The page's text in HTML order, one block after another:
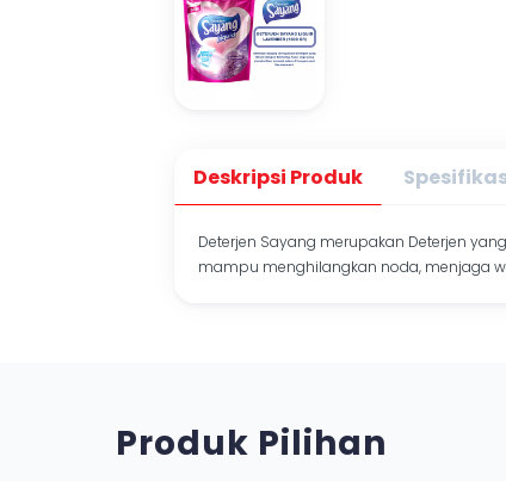
Deskripsi Produk
Deterjen Sayang merupakan Deterjen
mampu menghilangkan noda, menjaga
Produk Pilihan